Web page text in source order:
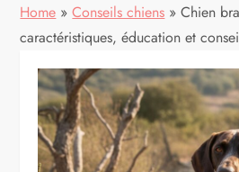
Home » Conseils chiens » Chien
caractéristiques, éducation et